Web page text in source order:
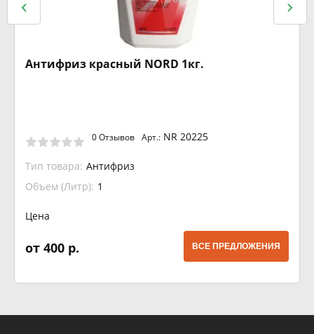
Антифриз красный NORD 1кг.
0 Отзывов Арт.: NR 20225
Тип товара: Антифриз
Объем (Литр): 1
Цена
от 400 р. ВСЕ ПРЕДЛОЖЕНИЯ